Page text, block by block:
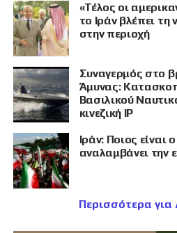
«Τέλος οι
το Ιράν βλέπει
στην περιοχή
Συναγερμός στο
Άμυνας:
Βασιλικού
κινεζική IP
Ιράν: Ποιος είναι
αναλαμβάνει την
Περισσότερα